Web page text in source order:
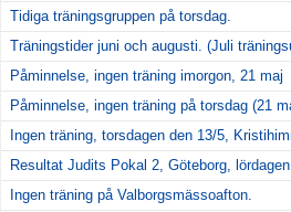
Drogpolicy
Tidiga träningsgruppen på torsdag.
Träningstider juni och augusti. (Juli
Påminnelse, ingen träning imorgon, 21 maj
Påminnelse, ingen träning på torsdag (21
Ingen träning, torsdagen den 13/5,
Resultat Judits Pokal 2, Göteborg,
Ingen träning på Valborgsmässoafton.